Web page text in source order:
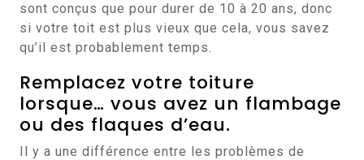
sont conçus que pour durer de 10 à 20 ans, donc
si votre toit est plus vieux que cela, vous savez
qu’il est probablement temps.
Remplacez votre toiture
lorsque… vous avez un flambage
ou des flaques d’eau.
Il y a une différence entre les problèmes de